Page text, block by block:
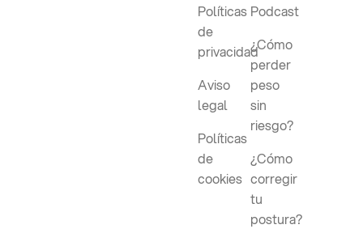
Políticas
de
privacidad
Aviso
legal
Políticas
de
cookies
Podcast
¿Cómo
perder
peso
sin
riesgo?
¿Cómo
corregir
tu
postura?